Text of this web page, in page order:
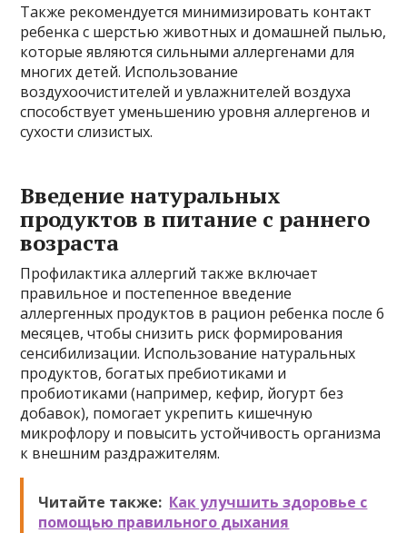
Также рекомендуется минимизировать контакт
ребенка с шерстью животных и домашней пылью,
которые являются сильными аллергенами для
многих детей. Использование
воздухоочистителей и увлажнителей воздуха
способствует уменьшению уровня аллергенов и
сухости слизистых.
Введение натуральных
продуктов в питание с раннего
возраста
Профилактика аллергий также включает
правильное и постепенное введение
аллергенных продуктов в рацион ребенка после 6
месяцев, чтобы снизить риск формирования
сенсибилизации. Использование натуральных
продуктов, богатых пребиотиками и
пробиотиками (например, кефир, йогурт без
добавок), помогает укрепить кишечную
микрофлору и повысить устойчивость организма
к внешним раздражителям.
Читайте также: Как улучшить здоровье с
помощью правильного дыхания